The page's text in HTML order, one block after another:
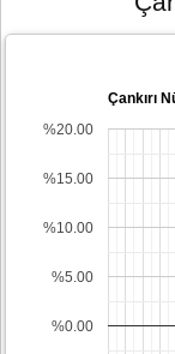
Çankırı
%0.00
%5.00
%10.00
%15.00
%20.00